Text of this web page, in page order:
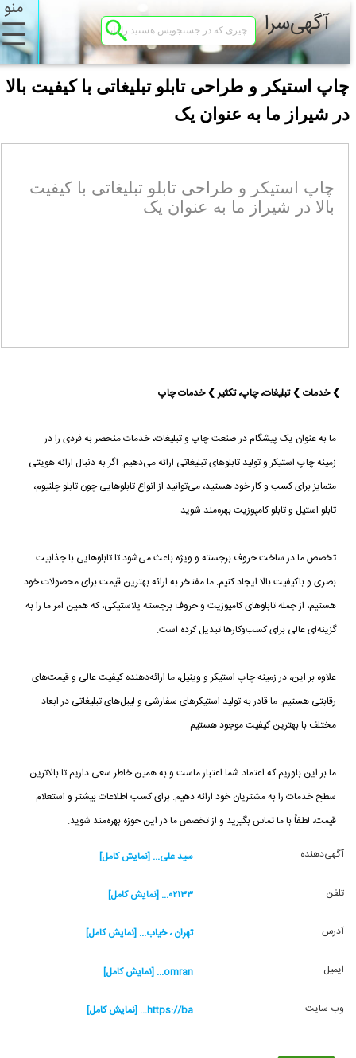
منو
☰ آگهی‌سرا
چاپ استیکر و طراحی تابلو تبلیغاتی با کیفیت بالا
در شیراز ما به عنوان یک
چاپ استیکر و طراحی تابلو تبلیغاتی با کیفیت
بالا در شیراز ما به عنوان یک
❯ خدمات ❯ تبلیغات، چاپ، تکثیر ❯ خدمات چاپ
ما به عنوان یک پیشگام در صنعت چاپ و تبلیغات، خدمات منحصر به فردی را در
زمینه چاپ استیکر و تولید تابلوهای تبلیغاتی ارائه می‌دهیم. اگر به دنبال ارائه هویتی
متمایز برای کسب و کار خود هستید، می‌توانید از انواع تابلوهایی چون تابلو چلنیوم،
تابلو استیل و تابلو کامپوزیت بهره‌مند شوید.
تخصص ما در ساخت حروف برجسته و ویژه باعث می‌شود تا تابلوهایی با جذابیت
بصری و باکیفیت بالا ایجاد کنیم. ما مفتخر به ارائه بهترین قیمت برای محصولات خود
هستیم، از جمله تابلوهای کامپوزیت و حروف برجسته پلاستیکی، که همین امر ما را به
گزینه‌ای عالی برای کسب‌وکارها تبدیل کرده است.
علاوه بر این، در زمینه چاپ استیکر و وینیل، ما ارائه‌دهنده کیفیت عالی و قیمت‌های
رقابتی هستیم. ما قادر به تولید استیکرهای سفارشی و لیبل‌های تبلیغاتی در ابعاد
مختلف با بهترین کیفیت موجود هستیم.
ما بر این باوریم که اعتماد شما اعتبار ماست و به همین خاطر سعی داریم تا بالاترین
سطح خدمات را به مشتریان خود ارائه دهیم. برای کسب اطلاعات بیشتر و استعلام
قیمت، لطفاً با ما تماس بگیرید و از تخصص ما در این حوزه بهره‌مند شوید.
آگهی‌دهنده سید علی... [نمایش کامل]
تلفن ۰۲۱۳۳... [نمایش کامل]
آدرس تهران ، خیاب... [نمایش کامل]
ایمیل omran... [نمایش کامل]
وب سایت https://ba... [نمایش کامل]